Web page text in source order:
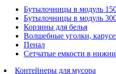
Бутылочницы в модуль
Бутылочницы в модуль
Корзины для белья
Волшебные уголки,
Пенал
Cетчатые емкости в
Контейнеры для мусора